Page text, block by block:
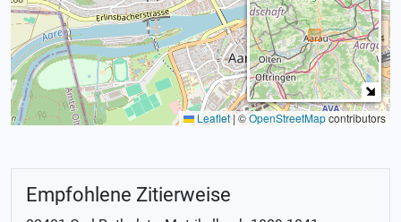
Leaflet |©OpenStreetMapcontributors
Empfohlene Zitierweise